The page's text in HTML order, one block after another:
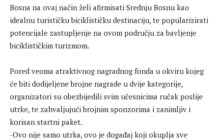
Bosna na ovaj način želi afirmisati Srednju Bosnu kao
idealnu turističku biciklističku destinaciju, te popularizirati
potencijale zastupljenje na ovom području za bavljenje
biciklističkim turizmom.
Pored veoma atraktivnog nagradnog fonda u okviru kojeg
će biti dodijeljene brojne nagrade u dvije kategorije,
organizatori su obezbijedili svim učesnicima ručak poslije
utrke, te zahvaljujući brojnim sponzorima i zanimljiv i
korisan startni paket.
-Ovo nije samo utrka, ovo je događaj koji okuplja sve